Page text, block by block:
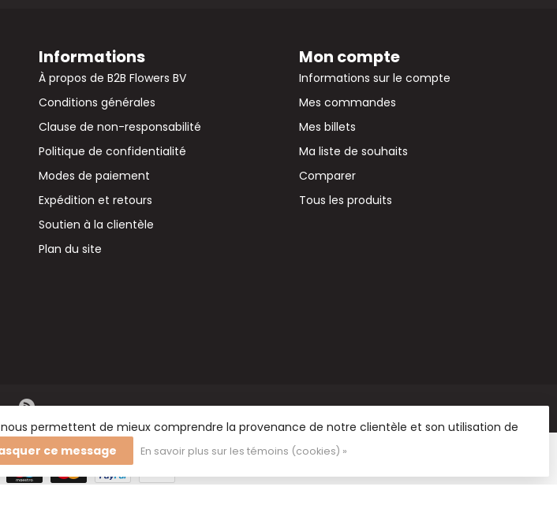
Informations
À propos de B2B Flowers BV
Conditions générales
Clause de non-responsabilité
Politique de confidentialité
Modes de paiement
Expédition et retours
Soutien à la clientèle
Plan du site
Mon compte
Informations sur le compte
Mes commandes
Mes billets
Ma liste de souhaits
Comparer
Tous les produits
permettent de mieux comprendre la provenance de notre clientèle et son utilisation de
ce message En savoir plus sur les témoins (cookies) »